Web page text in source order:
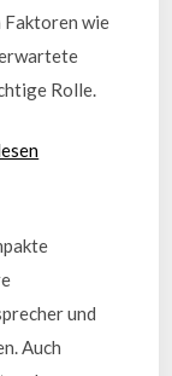
Faktoren wie
Rolle.
und
Auch